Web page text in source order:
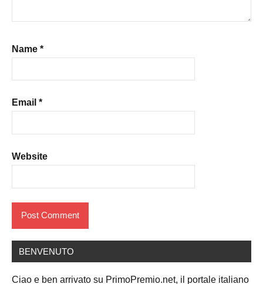
Name *
Email *
Website
BENVENUTO
Ciao e ben arrivato su PrimoPremio.net, il portale italiano